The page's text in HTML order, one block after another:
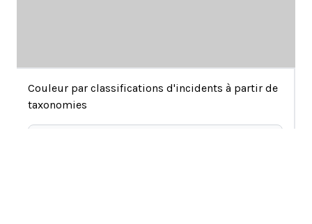
Couleur par classifications d'incidents à partir de
taxonomies